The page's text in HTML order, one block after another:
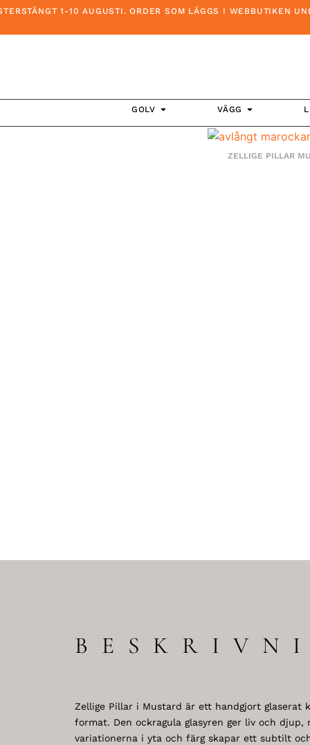
1-10 AUGUSTI. ORDER SOM LÄGGS I WEBBUTIKEN
GOLV VÄGG
ZELLIGE PILLAR
Zellige Pillar i Mustard är ett handgjort glaserat
format. Den ockragula glasyren ger liv och djup,
variationerna i yta och färg skapar ett subtilt